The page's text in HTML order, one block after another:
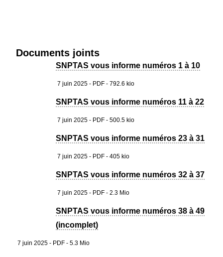
Documents joints
SNPTAS vous informe numéros 1 à 10
7 juin 2025 - PDF - 792.6 kio
SNPTAS vous informe numéros 11 à 22
7 juin 2025 - PDF - 500.5 kio
SNPTAS vous informe numéros 23 à 31
7 juin 2025 - PDF - 405 kio
SNPTAS vous informe numéros 32 à 37
7 juin 2025 - PDF - 2.3 Mio
SNPTAS vous informe numéros 38 à 49
(incomplet)
7 juin 2025 - PDF - 5.3 Mio